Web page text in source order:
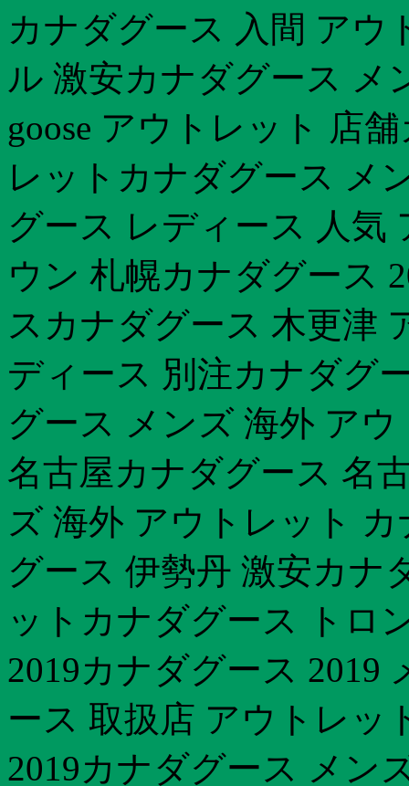
カナダグース 入間 アウ
ル 激安カナダグース メ
goose アウトレット 店
レットカナダグース メ
グース レディース 人気
ウン 札幌カナダグース
スカナダグース 木更津
ディース 別注カナダグ
グース メンズ 海外 ア
名古屋カナダグース 名
ズ 海外 アウトレット
グース 伊勢丹 激安カナ
ットカナダグース トロ
2019カナダグース 2019
ース 取扱店 アウトレッ
2019カナダグース メン